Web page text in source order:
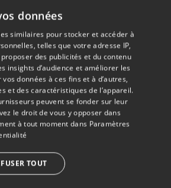
ENVIRONNEMENT
données
similaires pour stocker et accéder à
telles que votre adresse IP,
des publicités et du contenu
insights d’audience et améliorer les
données à ces fins et à d’autres,
et des caractéristiques de l’appareil.
peuvent se fonder sur leur
le droit de vous y opposer dans
à tout moment dans Paramètres
TOUT